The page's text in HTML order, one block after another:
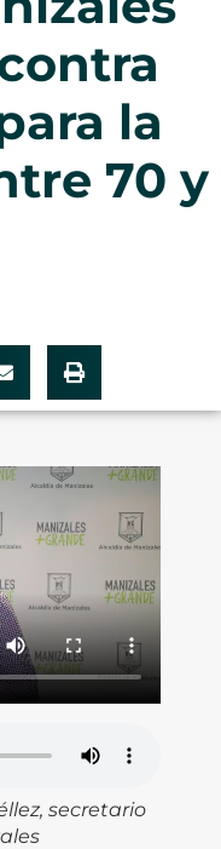
la
70 y
secretario